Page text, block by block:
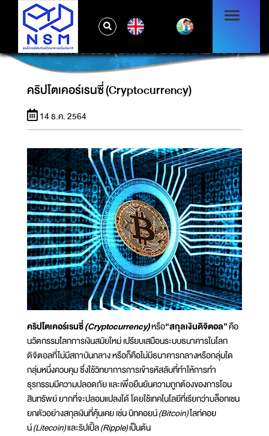
คริปโตเคอร์เรนซี่ (CRYPTOCURRENCY)
คริปโตเคอร์เรนซี่ (Cryptocurrency)
14 ธ.ค. 2564
คริปโตเคอร์เรนซี่(Cryptocurrency)หรือ“สกุลเงินดิจิตอล”คือ
นวัตกรรมโลกการเงินสมัยใหม่ เปรียบเสมือนระบบธนาคารในโลก
ดิจิตอลที่ไม่มีสถาบันกลาง หรือก็คือไม่มีธนาคารกลางหรือกลุ่มใด
กลุ่มหนึ่งควบคุม ซึ่งใช้วิทยาการการเข้ารหัสลับที่ทำให้การทำ
ธุรกรรมมีความปลอดภัย และเพื่อยืนยันความถูกต้องของการโอน
สินทรัพย์ ยากที่จะปลอมแปลงได้ โดยใช้เทคโนโลยีที่เรียกว่าบล็อกเชน
ยกตัวอย่างสกุลเงินที่คุ้นเคย เช่น บิทคอยน์(Bitcoin)ไลท์คอย
น์(Litecoin)และริปเปิ้ล(Ripple)เป็นต้น